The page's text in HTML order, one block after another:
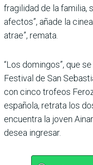
fragilidad de la familia,
afectos”, añade la
atrae”, remata.
“Los domingos”, que
Festival de San
con cinco trofeos
española, retrata los
encuentra la joven
desea ingresar.